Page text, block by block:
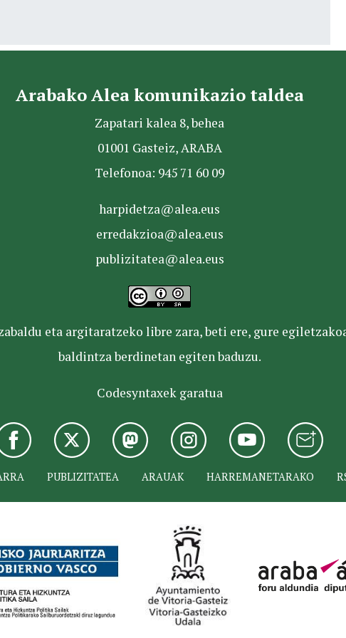
Arabako Alea komunikazio taldea
Zapatari kalea 8, behea
01001 Gasteiz, ARABA
Telefonoa: 945 71 60 09
harpidetza@alea.eus
erredakzioa@alea.eus
publizitatea@alea.eus
eta argitaratzeko libre zara, beti ere, gure
baldintza berdinetan egiten baduzu.
Codesyntaxek garatua
PUBLIZITATEA ARAUAK HARREMANETARAKO